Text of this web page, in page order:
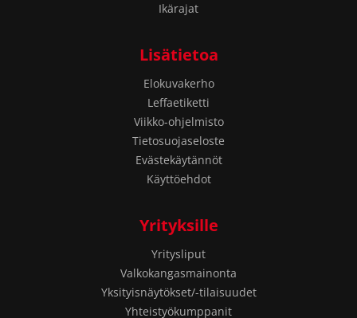
Ikärajat
Lisätietoa
Elokuvakerho
Leffaetiketti
Viikko-ohjelmisto
Tietosuojaseloste
Evästekäytännöt
Käyttöehdot
Yrityksille
Yritysliput
Valkokangasmainonta
Yksityisnäytökset/-tilaisuudet
Yhteistyökumppanit